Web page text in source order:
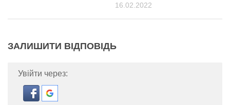
16.02.2022
ЗАЛИШИТИ ВІДПОВІДЬ
Увійти через: